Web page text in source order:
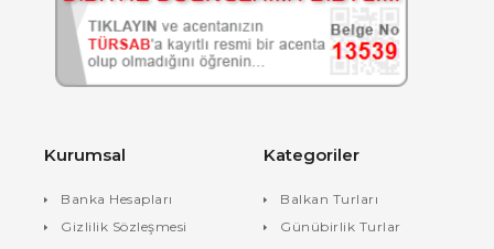
Kurumsal
Banka Hesapları
Gizlilik Sözleşmesi
Kategoriler
Balkan Turları
Günübirlik Turlar